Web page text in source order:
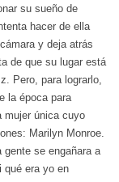
su sueño de
hacer de ella
y deja atrás
de que su lugar está
Pero, para lograrlo,
la época para
mujer única cuyo
Marilyn Monroe.
gente se engañara a
qué era yo en